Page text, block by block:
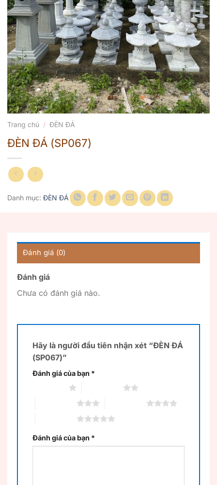
Trang chủ / ĐÈN ĐÁ
ĐÈN ĐÁ (SP067)
Danh mục: ĐÈN ĐÁ
Đánh giá (0)
Đánh giá
Chưa có đánh giá nào.
Hãy là người đầu tiên nhận xét “ĐÈN ĐÁ
(SP067)”
Đánh giá của bạn *
Đánh giá của bạn *